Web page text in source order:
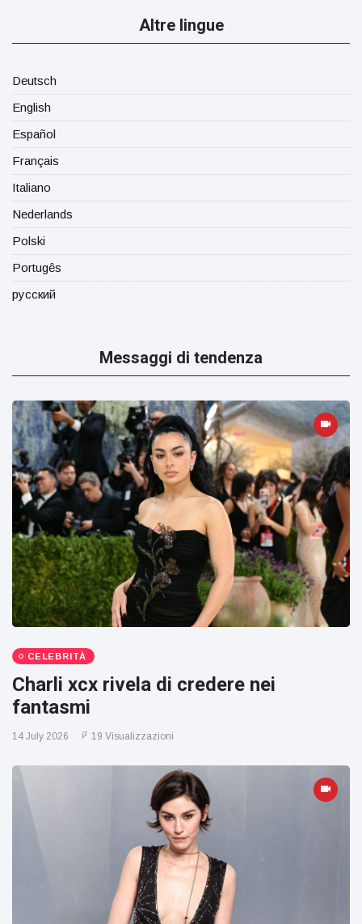
Altre lingue
Deutsch
English
Español
Français
Italiano
Nederlands
Polski
Portugês
русский
Messaggi di tendenza
CELEBRITÀ
Charli xcx rivela di credere nei
fantasmi
14 July 2026 19 Visualizzazioni